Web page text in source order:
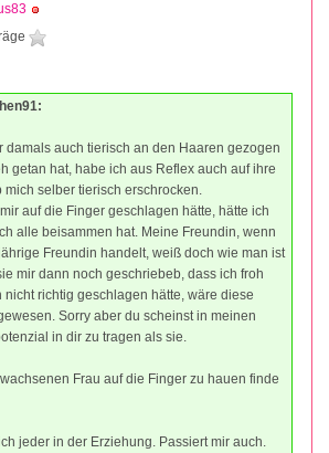
damals auch tierisch an den Haaren gezogen
getan hat, habe ich aus Reflex auch auf ihre
mich selber tierisch erschrocken.
auf die Finger geschlagen hätte, hätte ich
alle beisammen hat. Meine Freundin, wenn
Freundin handelt, weiß doch wie man ist
mir dann noch geschriebeb, dass ich froh
nicht richtig geschlagen hätte, wäre diese
Sorry aber du scheinst in meinen
in dir zu tragen als sie.
Frau auf die Finger zu hauen finde
jeder in der Erziehung. Passiert mir auch.